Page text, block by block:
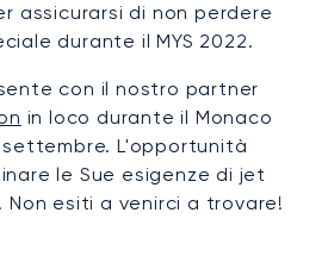
assicurarsi di non perdere
durante il MYS 2022.
con il nostro partner
in loco durante il Monaco
settembre. L'opportunità
le Sue esigenze di jet
esiti a venirci a trovare!